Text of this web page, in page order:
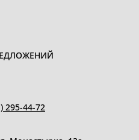
295-44-72